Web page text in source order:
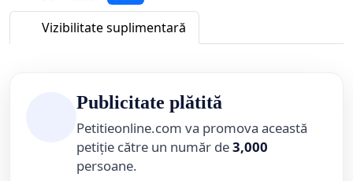
Vizibilitate suplimentară
Publicitate plătită
Petitieonline.com va promova această
petiție către un număr de3,000
persoane.